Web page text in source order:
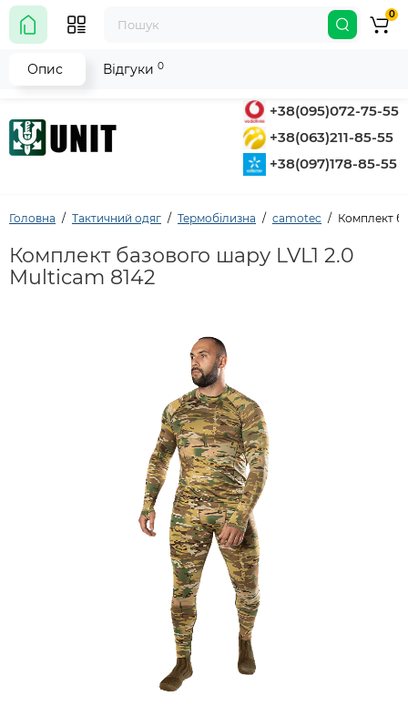
+38(095)072-75-55
+38(063)211-85-55
+38(097)178-85-55
0
Головна Тактичний одяг Термобілизна camotec Комплект
Комплект базового шару LVL1 2.0
Multicam 8142
Опис Відгуки 0